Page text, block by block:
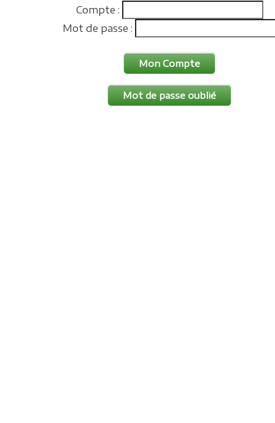
Compte :
Mot de passe :
Mon Compte
Mot de passe oublié